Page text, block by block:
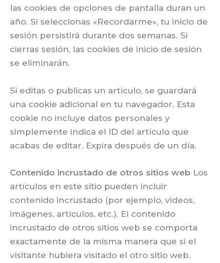
las cookies de opciones de pantalla duran un
año. Si seleccionas «Recordarme», tu inicio de
sesión persistirá durante dos semanas. Si
cierras sesión, las cookies de inicio de sesión
se eliminarán.
Si editas o publicas un artículo, se guardará
una cookie adicional en tu navegador. Esta
cookie no incluye datos personales y
simplemente indica el ID del artículo que
acabas de editar. Expira después de un día.
Contenido incrustado de otros sitios web Los
artículos en este sitio pueden incluir
contenido incrustado (por ejemplo, videos,
imágenes, artículos, etc.). El contenido
incrustado de otros sitios web se comporta
exactamente de la misma manera que si el
visitante hubiera visitado el otro sitio web.